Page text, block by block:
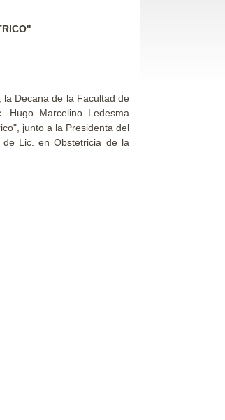
Decana de la Facultad de
Hugo Marcelino Ledesma
junto a la Presidenta del
Lic. en Obstetricia de la